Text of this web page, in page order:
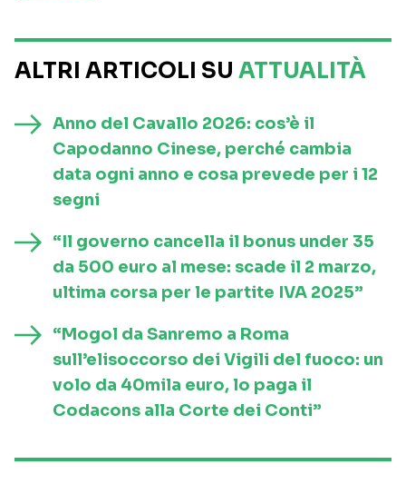
ALTRI ARTICOLI SU ATTUALITÀ
Anno del Cavallo 2026: cos’è il
Capodanno Cinese, perché cambia
data ogni anno e cosa prevede per i 12
segni
“Il governo cancella il bonus under 35
da 500 euro al mese: scade il 2 marzo,
ultima corsa per le partite IVA 2025”
“Mogol da Sanremo a Roma
sull’elisoccorso dei Vigili del fuoco: un
volo da 40mila euro, lo paga il
Codacons alla Corte dei Conti”